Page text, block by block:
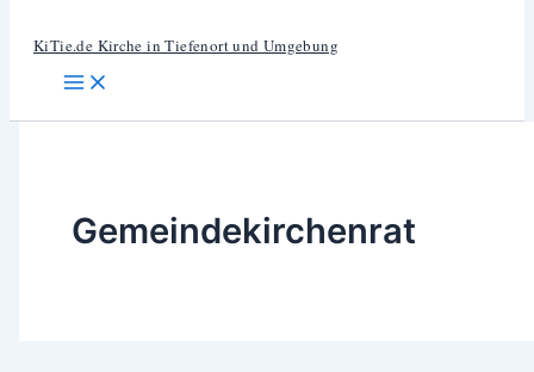
KiTie.de Kirche in Tiefenort und Umgebung
Gemeindekirchenrat